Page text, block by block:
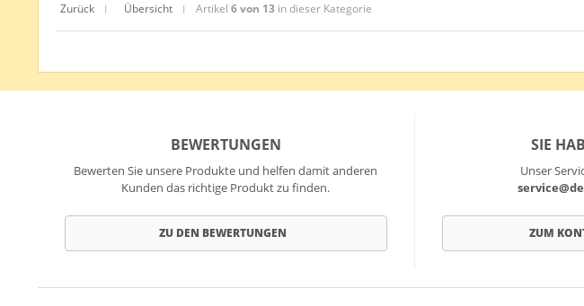
Zurück | Übersicht | Artikel 6 von 13 in dieser Kategorie
BEWERTUNGEN
Bewerten Sie unsere Produkte und helfen damit anderen
Kunden das richtige Produkt zu finden.
ZU DEN BEWERTUNGEN
SIE
Unser
ZUM